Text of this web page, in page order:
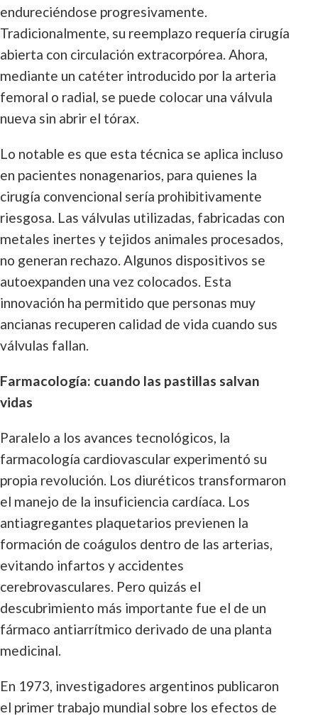
endureciéndose progresivamente.
Tradicionalmente, su reemplazo requería cirugía
abierta con circulación extracorpórea. Ahora,
mediante un catéter introducido por la arteria
femoral o radial, se puede colocar una válvula
nueva sin abrir el tórax.
Lo notable es que esta técnica se aplica incluso
en pacientes nonagenarios, para quienes la
cirugía convencional sería prohibitivamente
riesgosa. Las válvulas utilizadas, fabricadas con
metales inertes y tejidos animales procesados,
no generan rechazo. Algunos dispositivos se
autoexpanden una vez colocados. Esta
innovación ha permitido que personas muy
ancianas recuperen calidad de vida cuando sus
válvulas fallan.
Farmacología: cuando las pastillas salvan
vidas
Paralelo a los avances tecnológicos, la
farmacología cardiovascular experimentó su
propia revolución. Los diuréticos transformaron
el manejo de la insuficiencia cardíaca. Los
antiagregantes plaquetarios previenen la
formación de coágulos dentro de las arterias,
evitando infartos y accidentes
cerebrovasculares. Pero quizás el
descubrimiento más importante fue el de un
fármaco antiarrítmico derivado de una planta
medicinal.
En 1973, investigadores argentinos publicaron
el primer trabajo mundial sobre los efectos de